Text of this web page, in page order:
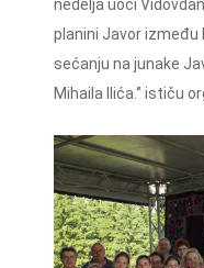
nedelja uoči
planini Javor između
sećanju na junake
Mihaila Ilića.‘’ ističu